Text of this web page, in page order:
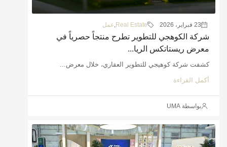
23 فبراير، 2026 Real Estate
,عمل
شركة الكوهجي للتطوير تطرح منتجاً حصرياً في
معرض ريستاتكس الريا...
كشفت شركة كوهيجي للتطوير العقاري، خلال معرض...
أكمل القراءة
بواسطة UMA